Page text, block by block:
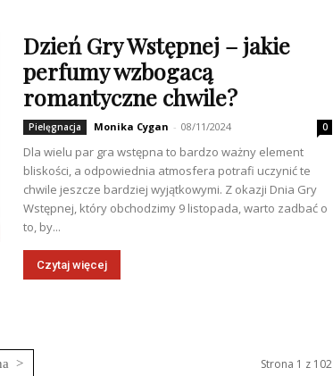
Dzień Gry Wstępnej – jakie
perfumy wzbogacą
romantyczne chwile?
Pielęgnacja Monika Cygan - 08/11/2024 0
Dla wielu par gra wstępna to bardzo ważny element
bliskości, a odpowiednia atmosfera potrafi uczynić te
chwile jeszcze bardziej wyjątkowymi. Z okazji Dnia Gry
Wstępnej, który obchodzimy 9 listopada, warto zadbać o
to, by...
Czytaj więcej
Strona 1 z 102